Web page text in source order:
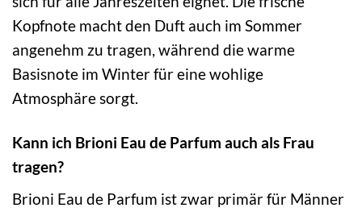
Kopfnote macht den Duft auch im Sommer
angenehm zu tragen, während die warme
Basisnote im Winter für eine wohlige
Atmosphäre sorgt.
Kann ich Brioni Eau de Parfum auch als Frau
tragen?
Brioni Eau de Parfum ist zwar primär für Männer